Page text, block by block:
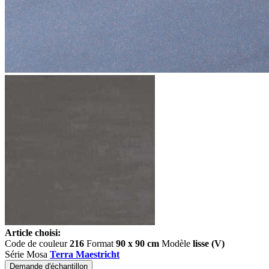
Article choisi:
Code de couleur216 Format 90 x 90 cm Modèle lisse (V)
Série Mosa Terra Maestricht
Demande d'échantillon